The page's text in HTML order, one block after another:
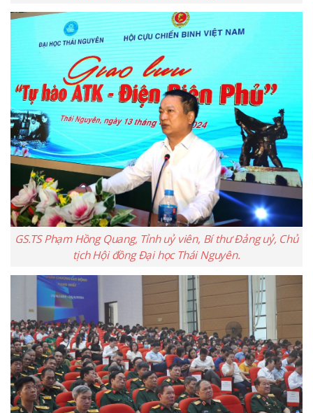
GS.TS Phạm Hồng Quang, Tỉnh uỷ viên, Bí thư Đảng uỷ, Chủ
tịch Hội đồng Đại học Thái Nguyên.